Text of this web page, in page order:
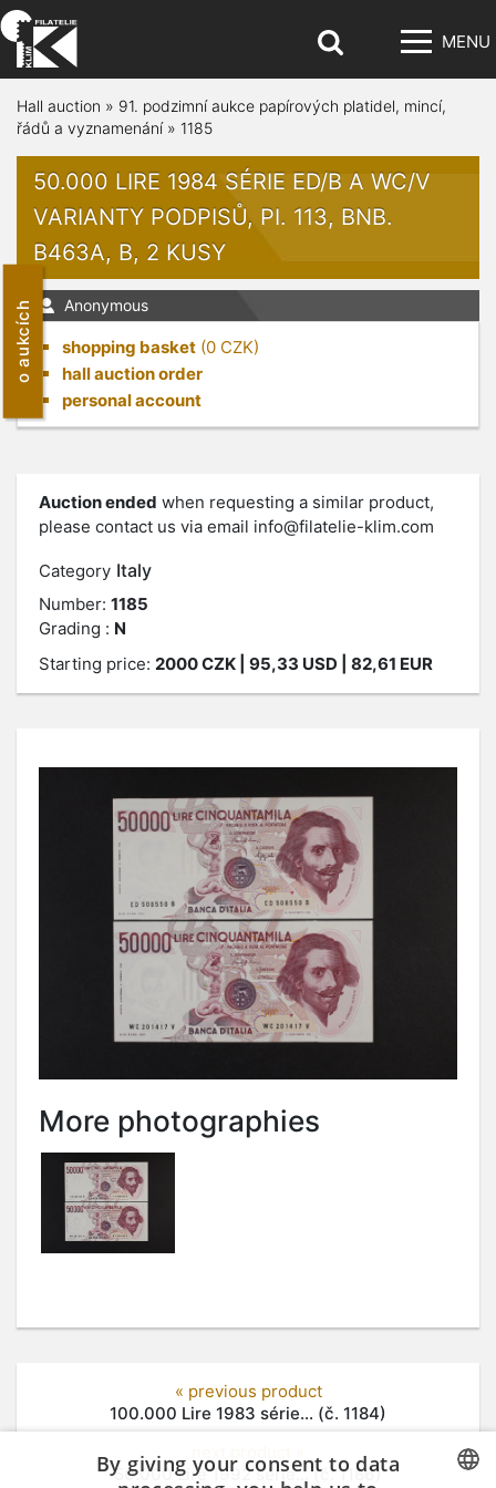
MENU
o aukcích
Hall auction » 91. podzimní aukce papírových platidel, mincí,
řádů a vyznamenání » 1185
50.000 LIRE 1984 SÉRIE ED/B A WC/V
VARIANTY PODPISŮ, PI. 113, BNB.
B463A, B, 2 KUSY
Anonymous
shopping basket (0 CZK)
hall auction order
personal account
Auction ended when requesting a similar product,
please contact us via email info@filatelie-klim.com
Category Italy
Number: 1185
Grading : N
Starting price: 2000CZK | 95,33 USD | 82,61 EUR
More photographies
« previous product
100.000 Lire 1983 série... (č. 1184)
50.000 Lire 1992 série... (č. 1186)
By giving your consent to data